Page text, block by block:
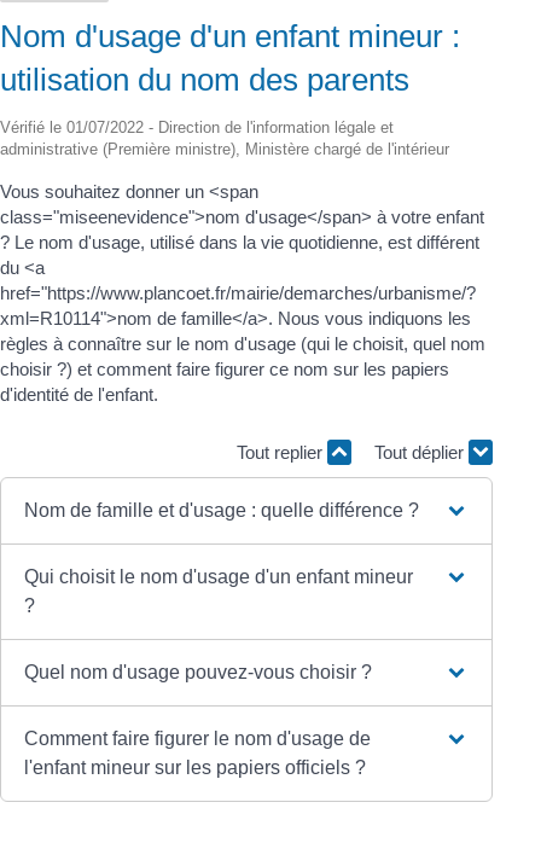
Nom d'usage d'un enfant mineur :
utilisation du nom des parents
Vérifié le 01/07/2022 - Direction de l'information légale et
administrative (Première ministre), Ministère chargé de l'intérieur
Vous souhaitez donner un <span
class="miseenevidence">nom d'usage</span> à votre enfant
? Le nom d'usage, utilisé dans la vie quotidienne, est différent
du <a
href="https://www.plancoet.fr/mairie/demarches/urbanisme/?
xml=R10114">nom de famille</a>. Nous vous indiquons les
règles à connaître sur le nom d'usage (qui le choisit, quel nom
choisir ?) et comment faire figurer ce nom sur les papiers
d'identité de l'enfant.
Tout replier Tout déplier
Nom de famille et d'usage : quelle différence ?
Qui choisit le nom d'usage d'un enfant mineur
?
Quel nom d'usage pouvez-vous choisir ?
Comment faire figurer le nom d'usage de
l'enfant mineur sur les papiers officiels ?